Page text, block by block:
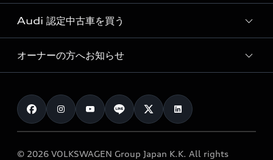
試乗予約
e-tronラインアップ
価格シミュレーション
車両比較
カタログ一覧
オンラインショップ
Audi collection
アウディナビアプリ
サービス入庫予約
サービスプログラム
メンテナンス
車検 / 定期点検
e-tronアフターサポート
Audi 認定中古車を買う
Audi認定中古車
クオリティ
保証
メンテナンス
オーナーの方へお知らせ
お知らせ
オーナー様向けキャンペーン
© 2026 VOLKSWAGEN Group Japan K.K. All rights